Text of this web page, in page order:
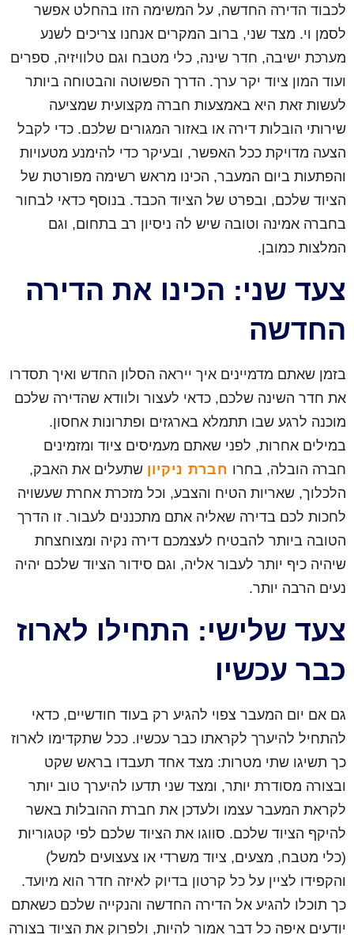
לכבוד הדירה החדשה, על המשימה הזו בהחלט אפשר
לסמן וי. מצד שני, ברוב המקרים אנחנו צריכים לשנע
מערכת ישיבה, חדר שינה, כלי מטבח וגם טלוויזיה, ספרים
ועוד המון ציוד יקר ערך. הדרך הפשוטה והבטוחה ביותר
לעשות זאת היא באמצעות חברה מקצועית שמציעה
שירותי הובלות דירה או באזור המגורים שלכם. כדי לקבל
הצעה מדויקת ככל האפשר, ובעיקר כדי להימנע מטעויות
והפתעות ביום המעבר, הכינו מראש רשימה מפורטת של
הציוד שלכם, ובפרט של הציוד הכבד. בנוסף כדאי לבחור
בחברה אמינה וטובה שיש לה ניסיון רב בתחום, וגם
המלצות כמובן.
צעד שני: הכינו את הדירה
החדשה
בזמן שאתם מדמיינים איך ייראה הסלון החדש ואיך תסדרו
את חדר השינה שלכם, כדאי לעצור ולוודא שהדירה שלכם
מוכנה לרגע שבו תתמלא בארגזים ופתרונות אחסון.
במילים אחרות, לפני שאתם מעמיסים ציוד ומזמינים
חברה הובלה, בחרו חברת ניקיון שתעלים את האבק,
הלכלוך, שאריות הטיח והצבע, וכל מזכרת אחרת שעשויה
לחכות לכם בדירה שאליה אתם מתכננים לעבור. זו הדרך
הטובה ביותר להבטיח לעצמכם דירה נקיה ומצוחצחת
שיהיה כיף יותר לעבור אליה, וגם סידור הציוד שלכם יהיה
נעים הרבה יותר.
צעד שלישי: התחילו לארוז
כבר עכשיו
גם אם יום המעבר צפוי להגיע רק בעוד חודשיים, כדאי
להתחיל להיערך לקראתו כבר עכשיו. ככל שתקדימו לארוז
כך תשיגו שתי מטרות: מצד אחד תעבדו בראש שקט
ובצורה מסודרת יותר, ומצד שני תדעו להיערך טוב יותר
לקראת המעבר עצמו ולעדכן את חברת ההובלות באשר
להיקף הציוד שלכם. סווגו את הציוד שלכם לפי קטגוריות
(כלי מטבח, מצעים, ציוד משרדי או צעצועים למשל)
והקפידו לציין על כל קרטון בדיוק לאיזה חדר הוא מיועד.
כך תוכלו להגיע אל הדירה החדשה והנקייה שלכם כשאתם
יודעים איפה כל דבר אמור להיות, ולפרוק את הציוד בצורה